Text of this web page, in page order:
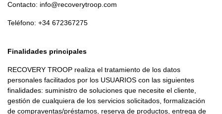
Contacto: info@recoverytroop.com
Teléfono: +34 672367275
Finalidades principales
RECOVERY TROOP realiza el tratamiento de los datos
personales facilitados por los USUARIOS con las siguientes
finalidades: suministro de soluciones que necesite el cliente,
gestión de cualquiera de los servicios solicitados, formalización
de compraventas/préstamos, reserva de productos, entrega de